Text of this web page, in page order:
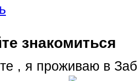
знакомиться
, я проживаю в